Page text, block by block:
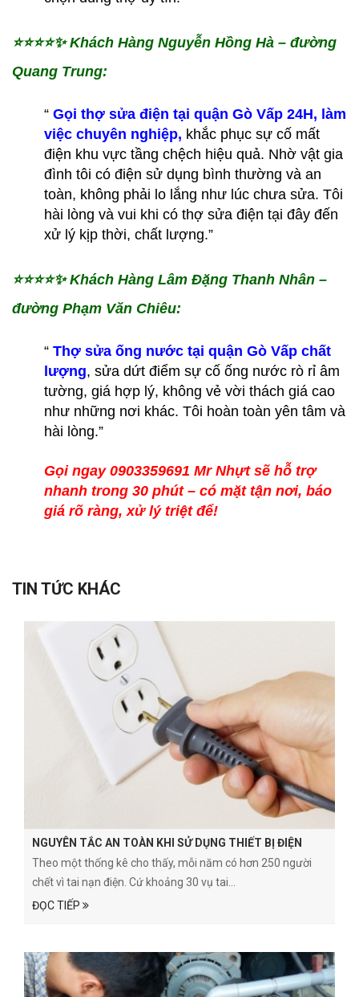
⭐️⭐️⭐️⭐️✨ Khách Hàng Nguyễn Hồng Hà – đường
Quang Trung:
“ Gọi thợ sửa điện tại quận Gò Vấp 24H, làm
việc chuyên nghiệp, khắc phục sự cố mất
điện khu vực tầng chệch hiệu quả. Nhờ vật gia
đình tôi có điện sử dụng bình thường và an
toàn, không phải lo lắng như lúc chưa sửa. Tôi
hài lòng và vui khi có thợ sửa điện tại đây đến
xử lý kịp thời, chất lượng.”
⭐️⭐️⭐️⭐️✨ Khách Hàng Lâm Đặng Thanh Nhân –
đường Phạm Văn Chiêu:
“ Thợ sửa ống nước tại quận Gò Vấp chất
lượng, sửa dứt điểm sự cố ống nước rò rỉ âm
tường, giá hợp lý, không vẻ vời thách giá cao
như những nơi khác. Tôi hoàn toàn yên tâm và
hài lòng.”
Gọi ngay 0903359691 Mr Nhựt sẽ hỗ trợ
nhanh trong 30 phút – có mặt tận nơi, báo
giá rõ ràng, xử lý triệt để!
TIN TỨC KHÁC
NGUYÊN TẮC AN TOÀN KHI SỬ DỤNG THIẾT BỊ ĐIỆN
Theo một thống kê cho thấy, mỗi năm có hơn 250 người
chết vì tai nạn điện. Cứ khoảng 30 vụ tai...
ĐỌC TIẾP